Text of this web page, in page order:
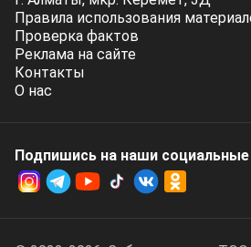
Правила использования
Проверка фактов
Реклама на сайте
Контакты
О нас
Подпишись на наши